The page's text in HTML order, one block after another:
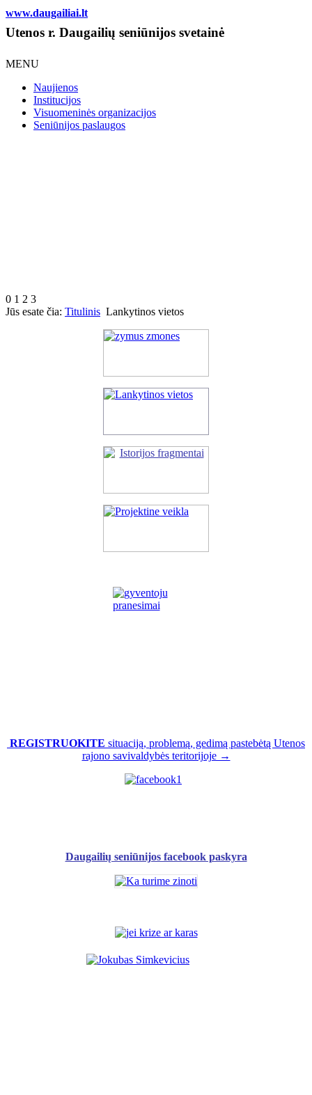
www.daugailiai.lt
Utenos r. Daugailių seniūnijos svetainė
MENU
Naujienos
Institucijos
Visuomeninės organizacijos
Seniūnijos paslaugos
0 1 2 3
Jūs esate čia: Titulinis Lankytinos vietos
REGISTRUOKITE situaciją, problemą, gedimą pastebėtą Utenos
rajono savivaldybės teritorijoje →
Daugailių seniūnijos facebook paskyra